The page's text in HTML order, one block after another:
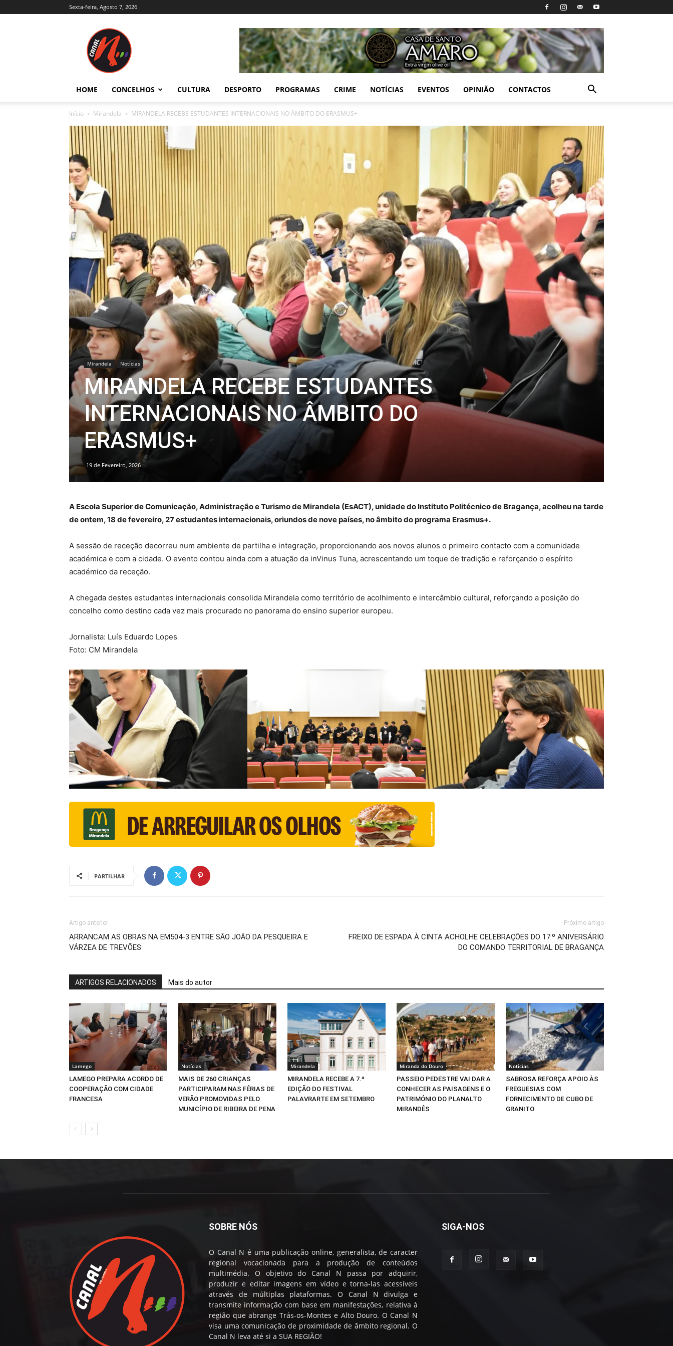
Sexta-feira, Agosto 7, 2026
Trás-
e
Alto
Douro
HOME CONCELHOS CULTURA DESPORTO PROGRAMAS CRIME NOTÍCIAS EVENTOS OPINIÃO CONTACTOS
Início Mirandela MIRANDELA RECEBE ESTUDANTES INTERNACIONAIS NO ÂMBITO DO ERASMUS+
Mirandela Notícias
MIRANDELA RECEBE ESTUDANTES
INTERNACIONAIS NO ÂMBITO DO
ERASMUS+
19 de Fevereiro, 2026
A Escola Superior de Comunicação, Administração e Turismo de Mirandela (EsACT), unidade do Instituto Politécnico de Bragança, acolheu na tarde
de ontem, 18 de fevereiro, 27 estudantes internacionais, oriundos de nove países, no âmbito do programa Erasmus+.
A sessão de receção decorreu num ambiente de partilha e integração, proporcionando aos novos alunos o primeiro contacto com a comunidade
académica e com a cidade. O evento contou ainda com a atuação da inVinus Tuna, acrescentando um toque de tradição e reforçando o espírito
académico da receção.
A chegada destes estudantes internacionais consolida Mirandela como território de acolhimento e intercâmbio cultural, reforçando a posição do
concelho como destino cada vez mais procurado no panorama do ensino superior europeu.
Jornalista: Luís Eduardo Lopes
Foto: CM Mirandela
PARTILHAR
Artigo anterior
ARRANCAM AS OBRAS NA EM504-3 ENTRE SÃO JOÃO DA PESQUEIRA E
VÁRZEA DE TREVÕES
Próximo artigo
FREIXO DE ESPADA À CINTA ACHOLHE CELEBRAÇÕES DO 17.º ANIVERSÁRIO
DO COMANDO TERRITORIAL DE BRAGANÇA
ARTIGOS RELACIONADOS Mais do autor
Lamego
LAMEGO PREPARA ACORDO DE
COOPERAÇÃO COM CIDADE
FRANCESA
Notícias
MAIS DE 260 CRIANÇAS
PARTICIPARAM NAS FÉRIAS DE
VERÃO PROMOVIDAS PELO
MUNICÍPIO DE RIBEIRA DE PENA
Mirandela
MIRANDELA RECEBE A 7.ª
EDIÇÃO DO FESTIVAL
PALAVRARTE EM SETEMBRO
Miranda do Douro
PASSEIO PEDESTRE VAI DAR A
CONHECER AS PAISAGENS E O
PATRIMÓNIO DO PLANALTO
MIRANDÊS
Notícias
SABROSA REFORÇA APOIO ÀS
FREGUESIAS COM
FORNECIMENTO DE CUBO DE
GRANITO
SOBRE NÓS
O Canal N é uma publicação online, generalista, de caracter
regional vocacionada para a produção de conteúdos
multimédia. O objetivo do Canal N passa por adquirir,
produzir e editar imagens em vídeo e torna-las acessíveis
através de múltiplas plataformas. O Canal N divulga e
transmite informação com base em manifestações, relativa à
região que abrange Trás-os-Montes e Alto Douro. O Canal N
visa uma comunicação de proximidade de âmbito regional. O
Canal N leva até si a SUA REGIÃO!
SIGA-NOS